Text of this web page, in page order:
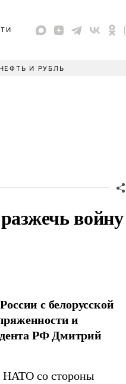
НЕФТЬ И РУБЛЬ
войну
с белорусской
и
РФ Дмитрий
НАТО со стороны